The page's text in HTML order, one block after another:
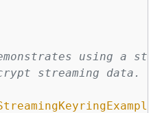
using a
streaming data.